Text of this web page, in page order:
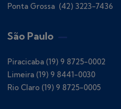
Ponta Grossa (42) 3223-7436
São Paulo
Piracicaba (19) 9 8725-0002
Limeira (19) 9 8441-0030
Rio Claro (19) 9 8725-0005